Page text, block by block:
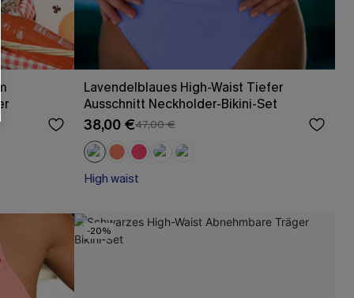
Lavendelblaues High-Waist Tiefer
Ausschnitt Neckholder-Bikini-Set
38,00 €47,00 €
High waist
-20%